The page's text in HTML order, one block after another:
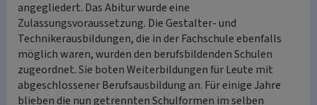
angegliedert. Das Abitur wurde eine
Zulassungsvoraussetzung. Die Gestalter- und
Technikerausbildungen, die in der Fachschule ebenfalls
möglich waren, wurden den berufsbildenden Schulen
zugeordnet. Sie boten Weiterbildungen für Leute mit
abgeschlossener Berufsausbildung an. Für einige Jahre
blieben die nun getrennten Schulformen im selben